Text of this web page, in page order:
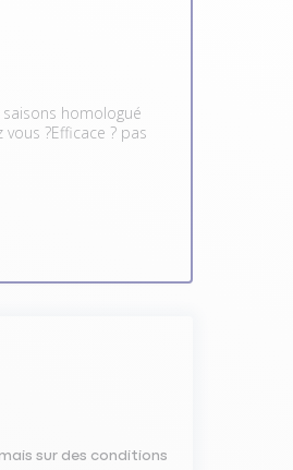
homologué
?Efficace ? pas
sur des conditions